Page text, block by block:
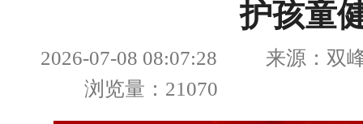
护孩童
2026-07-08 08:07:28 来源：双峰
浏览量：21070